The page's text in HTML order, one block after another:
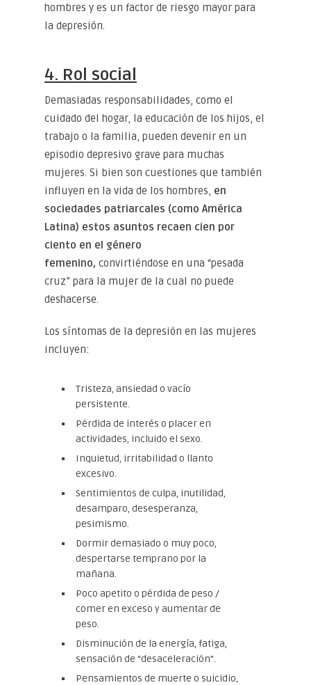
hombres y es un factor de riesgo mayor para
la depresión.
4. Rol social
Demasiadas responsabilidades, como el
cuidado del hogar, la educación de los hijos, el
trabajo o la familia, pueden devenir en un
episodio depresivo grave para muchas
mujeres. Si bien son cuestiones que también
influyen en la vida de los hombres, en
sociedades patriarcales (como América
Latina) estos asuntos recaen cien por
ciento en el género
femenino, convirtiéndose en una “pesada
cruz” para la mujer de la cual no puede
deshacerse.
Los síntomas de la depresión en las mujeres
incluyen:
Tristeza, ansiedad o vacío
persistente.
Pérdida de interés o placer en
actividades, incluido el sexo.
Inquietud, irritabilidad o llanto
excesivo.
Sentimientos de culpa, inutilidad,
desamparo, desesperanza,
pesimismo.
Dormir demasiado o muy poco,
despertarse temprano por la
mañana.
Poco apetito o pérdida de peso /
comer en exceso y aumentar de
peso.
Disminución de la energía, fatiga,
sensación de “desaceleración”.
Pensamientos de muerte o suicidio,